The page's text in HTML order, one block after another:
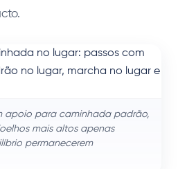
apoio para caminhada padrão,
mais altos apenas
permanecerem